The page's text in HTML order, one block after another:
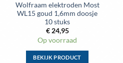
Wolfraam elektroden Most
WL15 goud 1,6mm doosje
10 stuks
€24,95
Op voorraad
BEKIJK PRODUCT